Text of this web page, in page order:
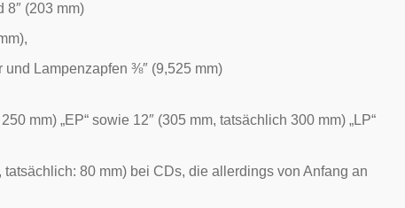
8″ (203 mm)
Lampenzapfen ⅜″ (9,525 mm)
mm) „EP“ sowie 12″ (305 mm, tatsächlich 300 mm) „LP“
tatsächlich: 80 mm) bei CDs, die allerdings von Anfang an